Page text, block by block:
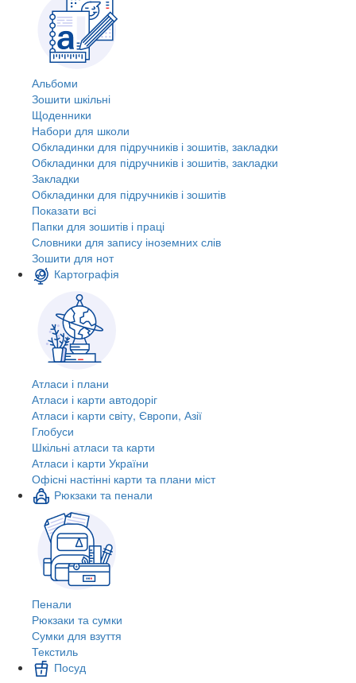
Альбоми
Зошити шкільні
Щоденники
Набори для школи
Обкладинки для підручників і зошитів, закладки
Обкладинки для підручників і зошитів, закладки
Закладки
Обкладинки для підручників і зошитів
Показати всі
Папки для зошитів і праці
Словники для запису іноземних слів
Зошити для нот
Картографія
Атласи і плани
Атласи і карти автодоріг
Атласи і карти світу, Європи, Азії
Глобуси
Шкільні атласи та карти
Атласи і карти України
Офісні настінні карти та плани міст
Рюкзаки та пенали
Пенали
Рюкзаки та сумки
Сумки для взуття
Текстиль
Посуд